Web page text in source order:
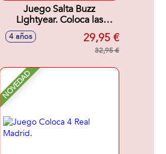
Juego Salta Buzz
Lightyear. Coloca las
varillas. Cuidado puede
4 años 29,95 €
32,95 €
NOVEDAD